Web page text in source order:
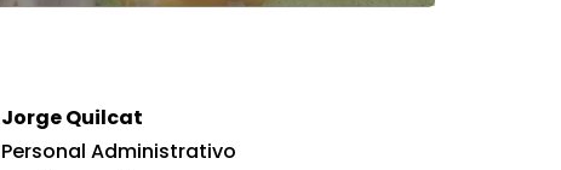
Jorge Quilcat
Personal Administrativo